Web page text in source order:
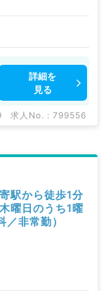
詳細を
見る
求人No. : 799556
駅から徒歩1分
曜日のうち1曜
非常勤）